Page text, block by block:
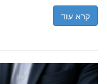
קרא עוד